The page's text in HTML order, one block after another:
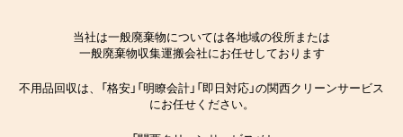
当社は一般廃棄物については各地域の役所または
一般廃棄物収集運搬会社にお任せしております
不用品回収は、「格安」「明瞭会計」「即日対応」の関西クリーンサービス
にお任せください。